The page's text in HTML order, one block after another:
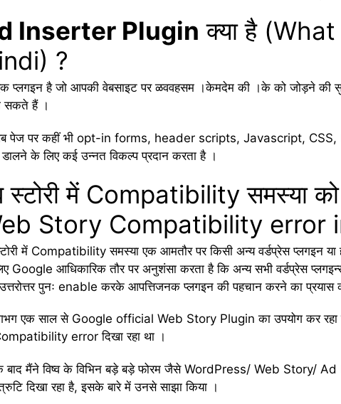
Inserter Plugin क्या है
?
प्लगइन है जो आपकी वेबसाइट पर ळववहसम ।केमदेम की ।के को जोड़ने की
सकते हैं ।
पेज पर कहीं भी opt-in forms, header scripts, Javascript, CSS,
के लिए कई उन्नत विकल्प प्रदान करता है ।
स्टोरी में Compatibility समस्या
Story Compatibility error
में Compatibility समस्या एक आमतौर पर किसी अन्य वर्डप्रेस प्लगइन
Google आधिकारिक तौर पर अनुशंसा करता है कि अन्य सभी वर्डप्रेस
पुनः enable करके आपत्तिजनक प्लगइन की पहचान करने का प्रयास
एक साल से Google official Web Story Plugin का उपयोग कर रहा
error दिखा रहा था ।
मैंने विष्व के विभिन बड़े बड़े फोरम जैसे WordPress/ Web Story/ Ad
दिखा रहा है, इसके बारे में उनसे साझा किया ।